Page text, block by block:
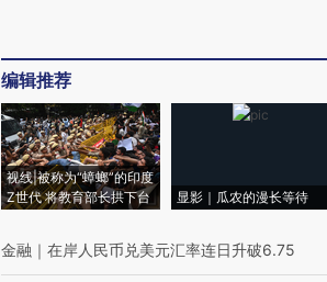
编辑推荐
视线|被称为“蟑螂”的印度
Z世代 将教育部长拱下台
显影｜瓜农的漫长等待
金融 ｜ 在岸人民币兑美元汇率连日升破6.75